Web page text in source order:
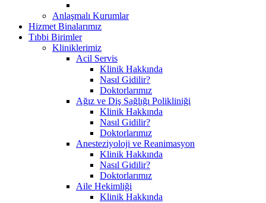
Anlaşmalı Kurumlar
Hizmet Binalarımız
Tıbbi Birimler
Kliniklerimiz
Acil Servis
Klinik Hakkında
Nasıl Gidilir?
Doktorlarımız
Ağız ve Diş Sağlığı Polikliniği
Klinik Hakkında
Nasıl Gidilir?
Doktorlarımız
Anesteziyoloji ve Reanimasyon
Klinik Hakkında
Nasıl Gidilir?
Doktorlarımız
Aile Hekimliği
Klinik Hakkında